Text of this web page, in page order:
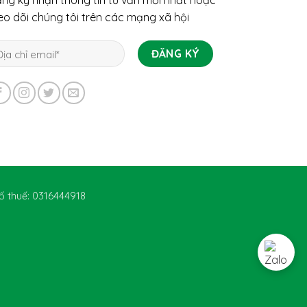
dõi chúng tôi trên các mạng xã hội
0316444918